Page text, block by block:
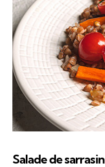
Salade de sarrasin